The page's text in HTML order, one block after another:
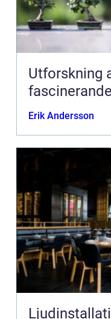
Utforskning
Erik Andersson